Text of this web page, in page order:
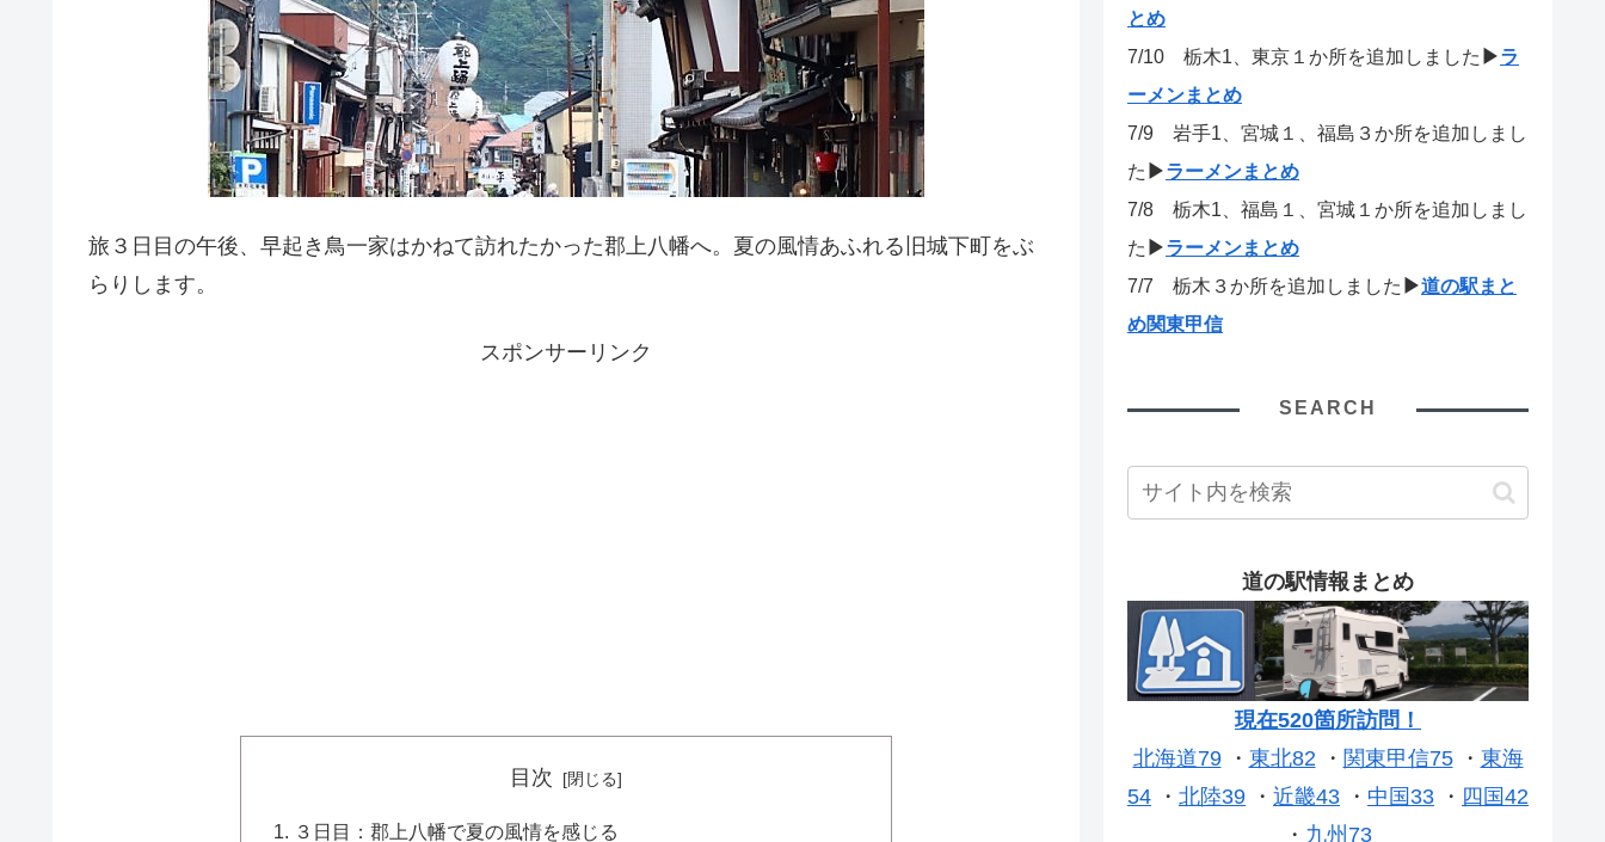
旅３日目の午後、早起き鳥一家はかねて訪れたかった郡上八幡へ。夏の風情あふれる旧城下町をぶ
らりします。
スポンサーリンク
目次
３日目：郡上八幡で夏の風情を感じる
とめ
7/10 栃木1、東京１か所を追加しました ▶ラ
ーメンまとめ
7/9 岩手1、宮城１、福島３か所を追加しまし
た ▶ラーメンまとめ
7/8 栃木1、福島１、宮城１か所を追加しまし
た ▶ラーメンまとめ
7/7 栃木３か所を追加しました ▶道の駅まと
め関東甲信
SEARCH
道の駅情報まとめ
現在520箇所訪問！
北海道79・ 東北82・ 関東甲信75・ 東海
54 ・ 北陸39 ・ 近畿43 ・ 中国33 ・ 四国42
・ 九州73